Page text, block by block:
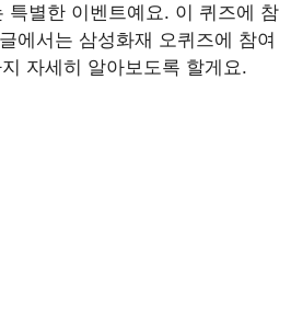
특별한 이벤트예요. 이 퀴즈에 참
에서는 삼성화재 오퀴즈에 참여
자세히 알아보도록 할게요.